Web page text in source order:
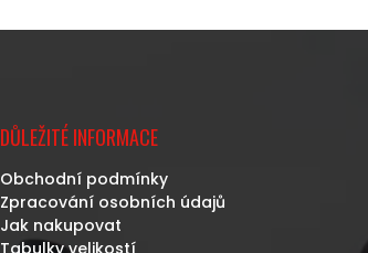
DŮLEŽITÉ INFORMACE
Obchodní podmínky
Zpracování osobních údajů
Jak nakupovat